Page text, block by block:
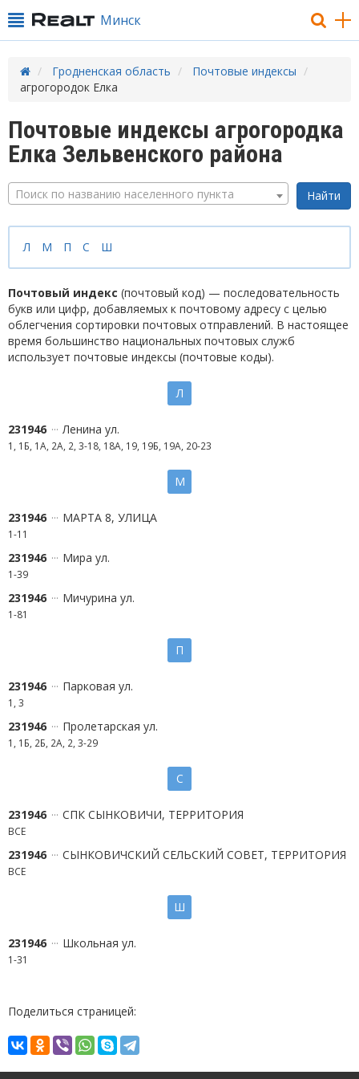
Минск
Гродненская область
Почтовые индексы
агрогородок Елка
Почтовые индексы агрогородка
Елка Зельвенского района
Поиск по названию населенного пункта
Л М П С Ш
Почтовый индекс (почтовый код) — последовательность
букв или цифр, добавляемых к почтовому адресу с целью
облегчения сортировки почтовых отправлений. В настоящее
время большинство национальных почтовых служб
использует почтовые индексы (почтовые коды).
Л
231946 Ленина ул.
1, 1Б, 1А, 2А, 2, 3-18, 18А, 19, 19Б, 19А, 20-23
М
231946 МАРТА 8, УЛИЦА
1-11
231946 Мира ул.
1-39
231946 Мичурина ул.
1-81
П
231946 Парковая ул.
1, 3
231946 Пролетарская ул.
1, 1Б, 2Б, 2А, 2, 3-29
С
231946 СПК СЫНКОВИЧИ, ТЕРРИТОРИЯ
ВСЕ
231946 СЫНКОВИЧСКИЙ СЕЛЬСКИЙ СОВЕТ, ТЕРРИТОРИЯ
ВСЕ
Ш
231946 Школьная ул.
1-31
Поделиться страницей: